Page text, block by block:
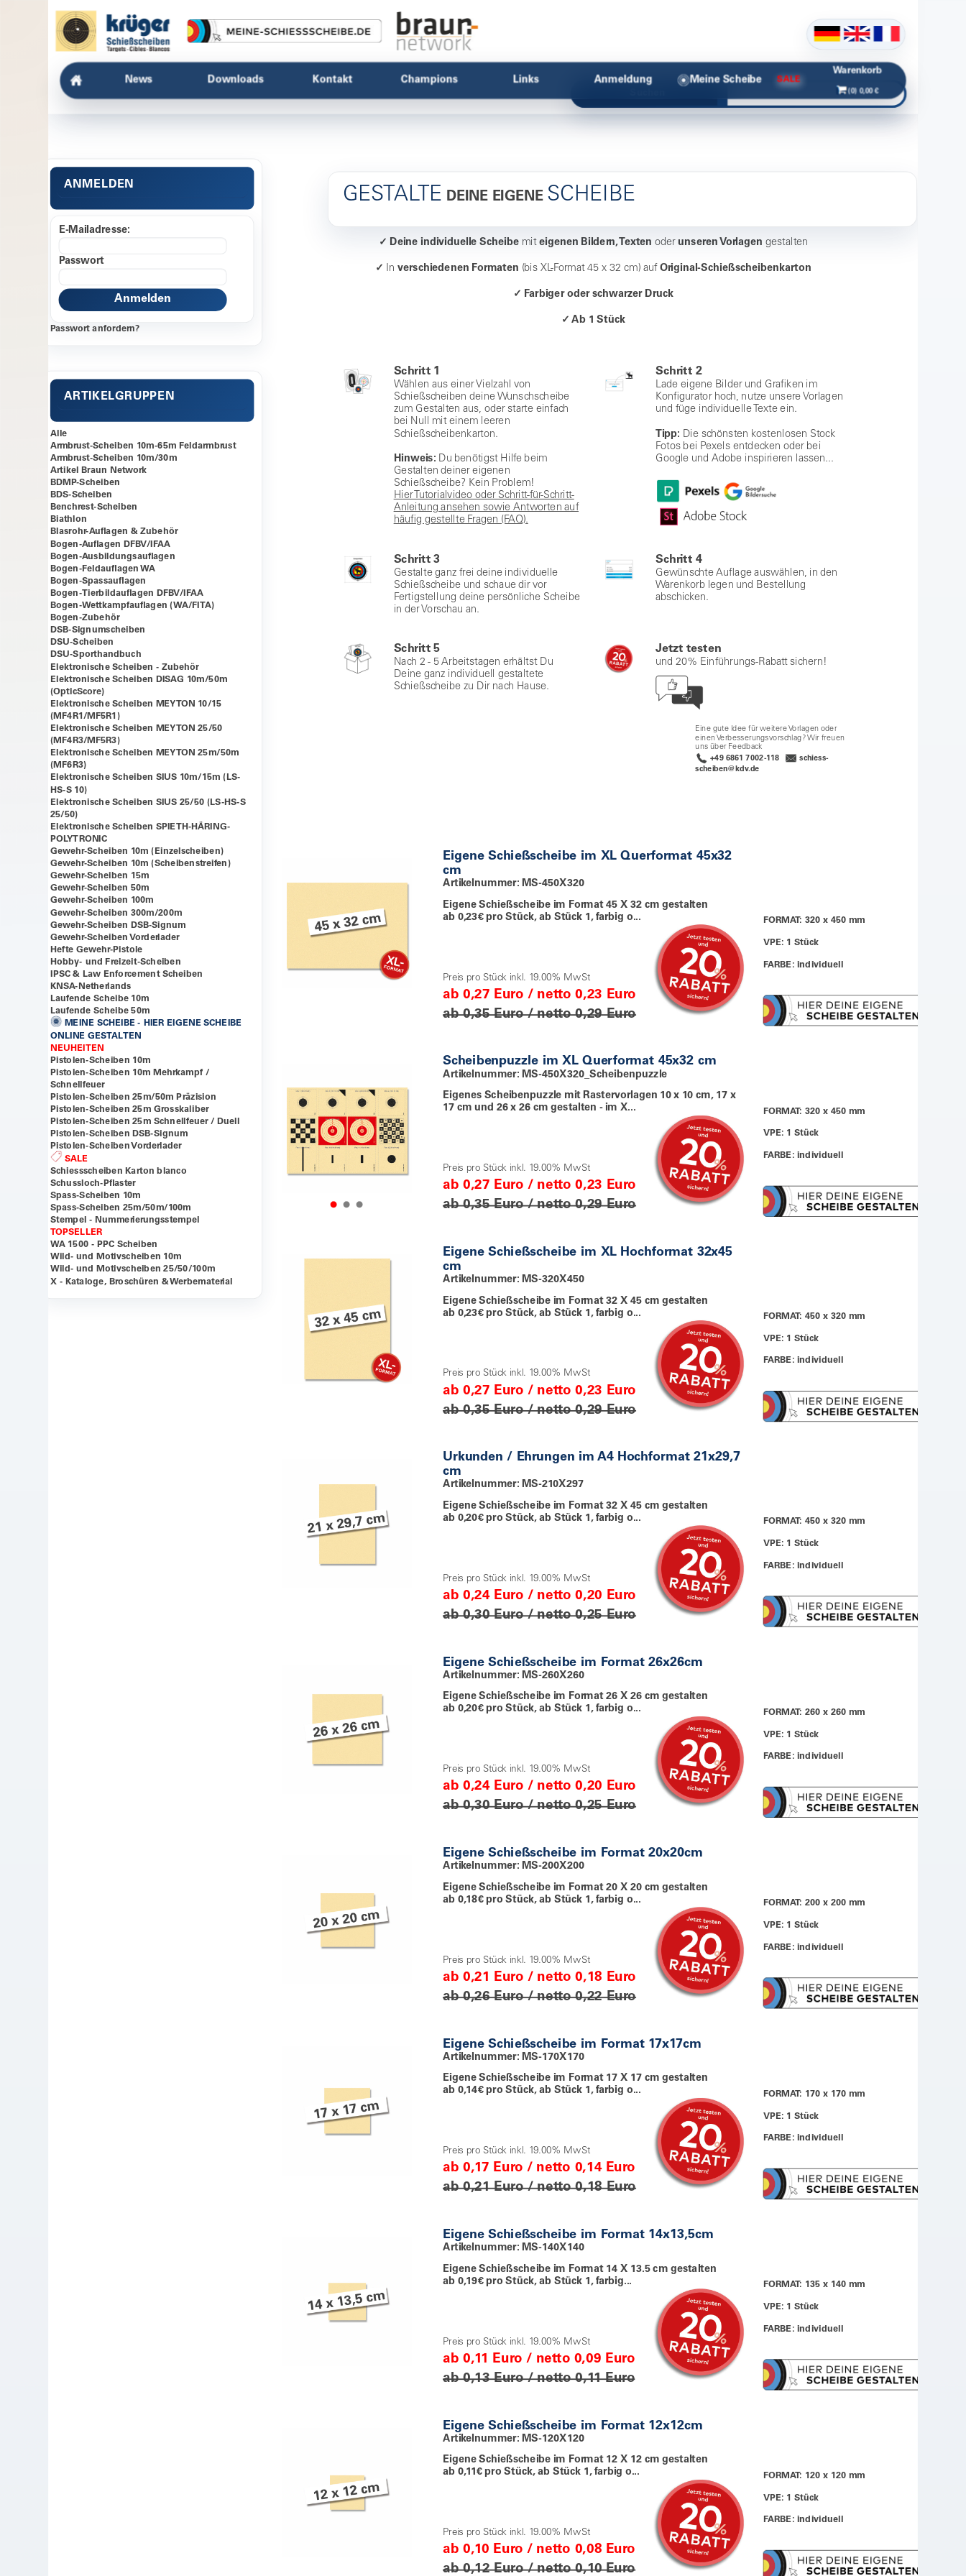
News Downloads Kontakt Champions Links Anmeldung Meine Scheibe SALE
Warenkorb
(0) 0,00 €
GESTALTE DEINE EIGENE SCHEIBE
✓ Deine individuelle Scheibe mit eigenen Bildern, Texten oder unseren Vorlagen gestalten
✓ In verschiedenen Formaten (bis XL-Format 45 x 32 cm) auf Original-Schießscheibenkarton
✓ Farbiger oder schwarzer Druck
✓ Ab 1 Stück
Schritt 1
Wählen aus einer Vielzahl von
Schießscheiben deine Wunschscheibe
zum Gestalten aus, oder starte einfach
bei Null mit einem leeren
Schießscheibenkarton.
Hinweis: Du benötigst Hilfe beim
Gestalten deiner eigenen
Schießscheibe? Kein Problem!
Hier Tutorialvideo oder Schritt-für-Schritt-
Anleitung ansehen sowie Antworten auf
häufig gestellte Fragen (FAQ).
Schritt 2
Lade eigene Bilder und Grafiken im
Konfigurator hoch, nutze unsere Vorlagen
und füge individuelle Texte ein.
Tipp: Die schönsten kostenlosen Stock
Fotos bei Pexels entdecken oder bei
Google und Adobe inspirieren lassen...
Schritt 3
Gestalte ganz frei deine individuelle
Schießscheibe und schaue dir vor
Fertigstellung deine persönliche Scheibe
in der Vorschau an.
Schritt 4
Gewünschte Auflage auswählen, in den
Warenkorb legen und Bestellung
abschicken.
Schritt 5
Nach 2 - 5 Arbeitstagen erhältst Du
Deine ganz individuell gestaltete
Schießscheibe zu Dir nach Hause.
Jetzt testen
und 20% Einführungs-Rabatt sichern!
Eine gute Idee für weitere Vorlagen oder
einen Verbesserungsvorschlag? Wir freuen
uns über Feedback
+49 6861 7002-118 schiess-
scheiben@kdv.de
Eigene Schießscheibe im XL Querformat 45x32
cm
Artikelnummer: MS-450X320
Eigene Schießscheibe im Format 45 X 32 cm gestalten
ab 0,23€ pro Stück, ab Stück 1, farbig o...
Preis pro Stück inkl. 19.00% MwSt
ab 0,27 Euro / netto 0,23 Euro
ab 0,35 Euro / netto 0,29 Euro
FORMAT: 320 x 450 mm
VPE: 1 Stück
FARBE: individuell
Scheibenpuzzle im XL Querformat 45x32 cm
Artikelnummer: MS-450X320_Scheibenpuzzle
Eigenes Scheibenpuzzle mit Rastervorlagen 10 x 10 cm, 17 x
17 cm und 26 x 26 cm gestalten - im X...
Preis pro Stück inkl. 19.00% MwSt
ab 0,27 Euro / netto 0,23 Euro
ab 0,35 Euro / netto 0,29 Euro
FORMAT: 320 x 450 mm
VPE: 1 Stück
FARBE: individuell
Eigene Schießscheibe im XL Hochformat 32x45
cm
Artikelnummer: MS-320X450
Eigene Schießscheibe im Format 32 X 45 cm gestalten
ab 0,23€ pro Stück, ab Stück 1, farbig o...
Preis pro Stück inkl. 19.00% MwSt
ab 0,27 Euro / netto 0,23 Euro
ab 0,35 Euro / netto 0,29 Euro
FORMAT: 450 x 320 mm
VPE: 1 Stück
FARBE: individuell
Urkunden / Ehrungen im A4 Hochformat 21x29,7
cm
Artikelnummer: MS-210X297
Eigene Schießscheibe im Format 32 X 45 cm gestalten
ab 0,20€ pro Stück, ab Stück 1, farbig o...
Preis pro Stück inkl. 19.00% MwSt
ab 0,24 Euro / netto 0,20 Euro
ab 0,30 Euro / netto 0,25 Euro
FORMAT: 450 x 320 mm
VPE: 1 Stück
FARBE: individuell
Eigene Schießscheibe im Format 26x26cm
Artikelnummer: MS-260X260
Eigene Schießscheibe im Format 26 X 26 cm gestalten
ab 0,20€ pro Stück, ab Stück 1, farbig o...
Preis pro Stück inkl. 19.00% MwSt
ab 0,24 Euro / netto 0,20 Euro
ab 0,30 Euro / netto 0,25 Euro
FORMAT: 260 x 260 mm
VPE: 1 Stück
FARBE: individuell
Eigene Schießscheibe im Format 20x20cm
Artikelnummer: MS-200X200
Eigene Schießscheibe im Format 20 X 20 cm gestalten
ab 0,18€ pro Stück, ab Stück 1, farbig o...
Preis pro Stück inkl. 19.00% MwSt
ab 0,21 Euro / netto 0,18 Euro
ab 0,26 Euro / netto 0,22 Euro
FORMAT: 200 x 200 mm
VPE: 1 Stück
FARBE: individuell
Eigene Schießscheibe im Format 17x17cm
Artikelnummer: MS-170X170
Eigene Schießscheibe im Format 17 X 17 cm gestalten
ab 0,14€ pro Stück, ab Stück 1, farbig o...
Preis pro Stück inkl. 19.00% MwSt
ab 0,17 Euro / netto 0,14 Euro
ab 0,21 Euro / netto 0,18 Euro
FORMAT: 170 x 170 mm
VPE: 1 Stück
FARBE: individuell
Eigene Schießscheibe im Format 14x13,5cm
Artikelnummer: MS-140X140
Eigene Schießscheibe im Format 14 X 13.5 cm gestalten
ab 0,19€ pro Stück, ab Stück 1, farbig...
Preis pro Stück inkl. 19.00% MwSt
ab 0,11 Euro / netto 0,09 Euro
ab 0,13 Euro / netto 0,11 Euro
FORMAT: 135 x 140 mm
VPE: 1 Stück
FARBE: individuell
Eigene Schießscheibe im Format 12x12cm
Artikelnummer: MS-120X120
Eigene Schießscheibe im Format 12 X 12 cm gestalten
ab 0,11€ pro Stück, ab Stück 1, farbig o...
Preis pro Stück inkl. 19.00% MwSt
ab 0,10 Euro / netto 0,08 Euro
ab 0,12 Euro / netto 0,10 Euro
FORMAT: 120 x 120 mm
VPE: 1 Stück
FARBE: individuell
ANMELDEN
E-Mailadresse:
Passwort
Passwort anfordern?
ARTIKELGRUPPEN
Alle
Armbrust-Scheiben 10m-65m Feldarmbrust
Armbrust-Scheiben 10m/30m
Artikel Braun Network
BDMP-Scheiben
BDS-Scheiben
Benchrest-Scheiben
Biathlon
Blasrohr-Auflagen & Zubehör
Bogen-Auflagen DFBV/IFAA
Bogen-Ausbildungsauflagen
Bogen-Feldauflagen WA
Bogen-Spassauflagen
Bogen-Tierbildauflagen DFBV/IFAA
Bogen-Wettkampfauflagen (WA/FITA)
Bogen-Zubehör
DSB-Signumscheiben
DSU-Scheiben
DSU-Sporthandbuch
Elektronische Scheiben - Zubehör
Elektronische Scheiben DISAG 10m/50m
(OpticScore)
Elektronische Scheiben MEYTON 10/15
(MF4R1/MF5R1)
Elektronische Scheiben MEYTON 25/50
(MF4R3/MF5R3)
Elektronische Scheiben MEYTON 25m/50m
(MF6R3)
Elektronische Scheiben SIUS 10m/15m (LS-
HS-S 10)
Elektronische Scheiben SIUS 25/50 (LS-HS-S
25/50)
Elektronische Scheiben SPIETH-HÄRING-
POLYTRONIC
Gewehr-Scheiben 10m (Einzelscheiben)
Gewehr-Scheiben 10m (Scheibenstreifen)
Gewehr-Scheiben 15m
Gewehr-Scheiben 50m
Gewehr-Scheiben 100m
Gewehr-Scheiben 300m/200m
Gewehr-Scheiben DSB-Signum
Gewehr-Scheiben Vorderlader
Hefte Gewehr-Pistole
Hobby- und Freizeit-Scheiben
IPSC & Law Enforcement Scheiben
KNSA-Netherlands
Laufende Scheibe 10m
Laufende Scheibe 50m
MEINE SCHEIBE - HIER EIGENE SCHEIBE
ONLINE GESTALTEN
NEUHEITEN
Pistolen-Scheiben 10m
Pistolen-Scheiben 10m Mehrkampf /
Schnellfeuer
Pistolen-Scheiben 25m/50m Präzision
Pistolen-Scheiben 25m Grosskaliber
Pistolen-Scheiben 25m Schnellfeuer / Duell
Pistolen-Scheiben DSB-Signum
Pistolen-Scheiben Vorderlader
SALE
Schiessscheiben Karton blanco
Schussloch-Pflaster
Spass-Scheiben 10m
Spass-Scheiben 25m/50m/100m
Stempel - Nummerierungsstempel
TOPSELLER
WA 1500 - PPC Scheiben
Wild- und Motivscheiben 10m
Wild- und Motivscheiben 25/50/100m
X - Kataloge, Broschüren & Werbematerial